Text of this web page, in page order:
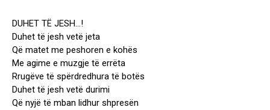
DUHET TË JESH…!
Duhet të jesh vetë jeta
Që matet me peshoren e kohës
Me agime e muzgje të errëta
Rrugëve të spërdredhura të botës
Duhet të jesh vetë durimi
Që nyjë të mban lidhur shpresën